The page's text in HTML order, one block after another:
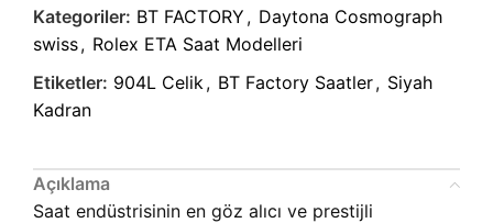
Kategoriler: BT FACTORY , Daytona Cosmograph
swiss, Rolex ETA Saat Modelleri
Etiketler: 904L Celik, BT Factory Saatler, Siyah
Kadran
Açıklama
Saat endüstrisinin en göz alıcı ve prestijli